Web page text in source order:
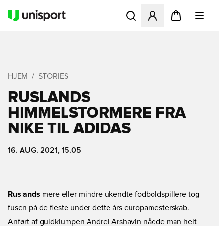
Åbner en Modal til at
HJEM STORIES
RUSLANDS
HIMMELSTORMERE FRA
NIKE TIL ADIDAS
16. AUG. 2021, 15.05
Ruslands mere eller mindre ukendte fodboldspillere tog
fusen på de fleste under dette års europamesterskab.
Anført af guldklumpen Andrei Arshavin nåede man helt